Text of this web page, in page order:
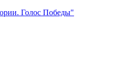
Голос Победы"